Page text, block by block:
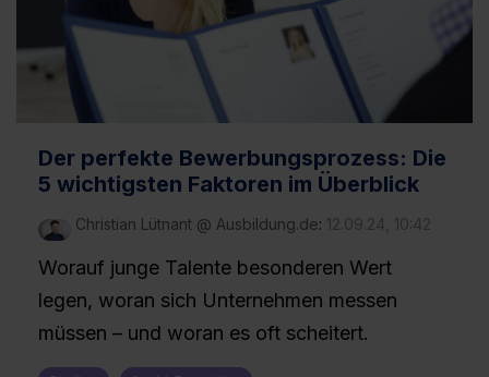
Der perfekte Bewerbungsprozess: Die
5 wichtigsten Faktoren im Überblick
Christian Lütnant @ Ausbildung.de: 12.09.24, 10:42
Worauf junge Talente besonderen Wert
legen, woran sich Unternehmen messen
müssen – und woran es oft scheitert.